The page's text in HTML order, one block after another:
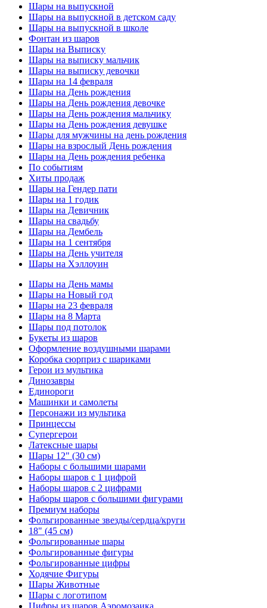
Шары на выпускной
Шары на выпускной в детском саду
Шары на выпускной в школе
Фонтан из шаров
Шары на Выписку
Шары на выписку мальчик
Шары на выписку девочки
Шары на 14 февраля
Шары на День рождения
Шары на День рождения девочке
Шары на День рождения мальчику
Шары на День рождения девушке
Шары для мужчины на день рождения
Шары на взрослый День рождения
Шары на День рождения ребенка
По событиям
Хиты продаж
Шары на Гендер пати
Шары на 1 годик
Шары на Девичник
Шары на свадьбу
Шары на Дембель
Шары на 1 сентября
Шары на День учителя
Шары на Хэллоуин
Шары на День мамы
Шары на Новый год
Шары на 23 февраля
Шары на 8 Марта
Шары под потолок
Букеты из шаров
Оформление воздушными шарами
Коробка сюрприз с шариками
Герои из мультика
Динозавры
Единороги
Машинки и самолеты
Персонажи из мультика
Принцессы
Супергерои
Латексные шары
Шары 12" (30 см)
Наборы с большими шарами
Наборы шаров с 1 цифрой
Наборы шаров с 2 цифрами
Наборы шаров с большими фигурами
Премиум наборы
Фольгированные звезды/сердца/круги
18" (45 см)
Фольгированные шары
Фольгированные фигуры
Фольгированные цифры
Ходячие Фигуры
Шары Животные
Шары с логотипом
Цифры из шаров Аэромозаика